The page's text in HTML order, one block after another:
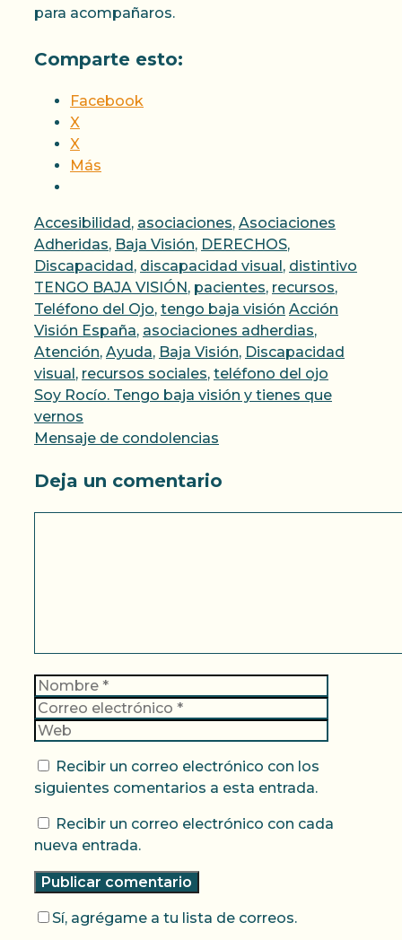
para acompañaros.
Comparte esto:
Facebook
X
X
Más
Categorías
Accesibilidad, asociaciones, Asociaciones
Adheridas, Baja Visión, DERECHOS,
Discapacidad, discapacidad visual, distintivo
TENGO BAJA VISIÓN, pacientes, recursos,
Teléfono del Ojo, tengo baja visión Etiquetas
Acción
Visión España, asociaciones adherdias,
Atención, Ayuda, Baja Visión, Discapacidad
visual, recursos sociales, teléfono del ojo
Soy Rocío. Tengo baja visión y tienes que
vernos
Mensaje de condolencias
Deja un comentario
Nombre
Recibir un correo electrónico con los
siguientes comentarios a esta entrada.
Recibir un correo electrónico con cada
nueva entrada.
Sí, agrégame a tu lista de correos.